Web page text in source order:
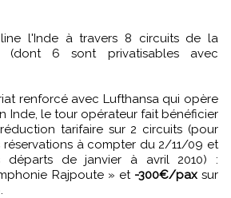
(dont 6 sont privatisables avec
renforcé avec Lufthansa qui opère
Inde, le tour opérateur fait bénéficier
tarifaire sur 2 circuits (pour
à compter du 2/11/09 et
départs de janvier à avril 2010) :
Rajpoute » et -300€/paxsur